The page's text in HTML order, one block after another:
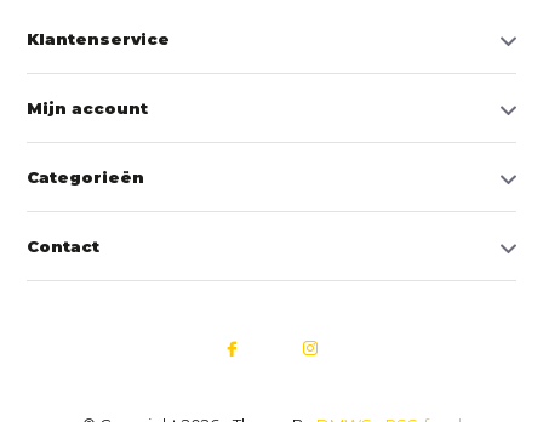
Klantenservice
Mijn account
Categorieën
Contact